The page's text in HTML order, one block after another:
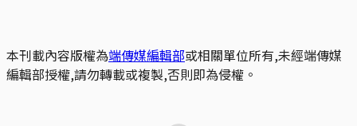
本刊載內容版權為端傳媒編輯部或相關單位所有,未經端傳媒
編輯部授權,請勿轉載或複製,否則即為侵權。